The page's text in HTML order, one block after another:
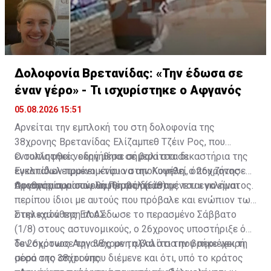
Δολοφονία Βρετανίδας: «Την έδωσα σε
έναν γέρο» - Τι ισχυρίστηκε ο Αφγανός
05.08.2026 15:51
Αρνείται την εμπλοκή του στη δολοφονία της
38χρονης Βρετανίδας Ελίζαμπεθ Τζέιν Ρος, που
εντοπίστηκε νεκρή μέσα σε βαλίτσα σε
εγκαταλελειμμένο κτίριο στην Κυψέλη, ο 26χρονος
Αφγανός που συνελήφθη ως δράστης του εγκλήματος.
Ο συλληφθείς οδηγήθηκε σήμερα στα δικαστήρια της
Ευελπίδων προκειμένου να απολογηθεί, όπου ζήτησε
προθεσμία για αύριο, Πέμπτη (6/8).
Οι ισχυρισμοί που θα προβάλει αναμένεται να είναι
περίπου ίδιοι με αυτούς που πρόβαλε και ενώπιον των
στελεχών της ΕΛ.ΑΣ.
Στην κατάθεση που έδωσε το περασμένο Σάββατο
(1/8) στους αστυνομικούς, ο 26χρονος υποστήριξε ότι
δεν σκότωσε την 38χρονη αλλά ότι την βρήκε νεκρή
μέσα στο σπίτι όπου διέμενε και ότι, υπό το κράτος
Το 26χρονος Αφγανός με τη βαλίτσα που περιέχει τη
σορό της 38χρονης: